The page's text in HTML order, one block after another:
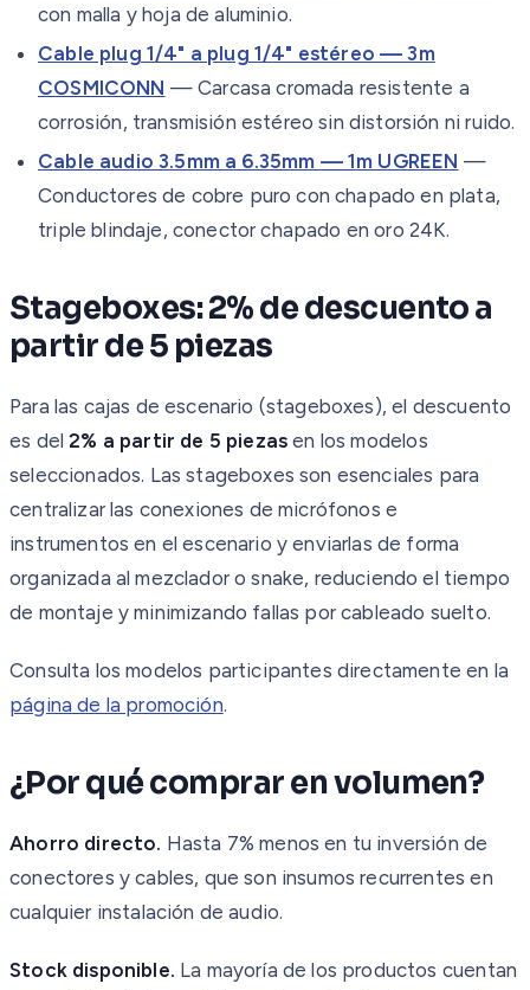
con malla y hoja de aluminio.
Cable plug 1/4" a plug 1/4" estéreo — 3m
COSMICONN — Carcasa cromada resistente a
corrosión, transmisión estéreo sin distorsión ni ruido.
Cable audio 3.5mm a 6.35mm — 1m UGREEN —
Conductores de cobre puro con chapado en plata,
triple blindaje, conector chapado en oro 24K.
Stageboxes: 2% de descuento a
partir de 5 piezas
Para las cajas de escenario (stageboxes), el descuento
es del2% a partir de 5 piezas en los modelos
seleccionados. Las stageboxes son esenciales para
centralizar las conexiones de micrófonos e
instrumentos en el escenario y enviarlas de forma
organizada al mezclador o snake, reduciendo el tiempo
de montaje y minimizando fallas por cableado suelto.
Consulta los modelos participantes directamente en la
página de la promoción.
¿Por qué comprar en volumen?
Ahorro directo. Hasta 7% menos en tu inversión de
conectores y cables, que son insumos recurrentes en
cualquier instalación de audio.
Stock disponible. La mayoría de los productos cuentan